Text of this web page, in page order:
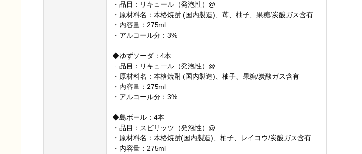
・品目：リキュール（発泡性）@
・原材料名：本格焼酎 (国内製造)、苺、柚子、果糖/炭酸ガス含有
・内容量：275ml
・アルコール分：3%
◆ゆずソーダ：4本
・品目：リキュール（発泡性）@
・原材料名：本格焼酎 (国内製造)、柚子、果糖/炭酸ガス含有
・内容量：275ml
・アルコール分：3%
◆島ボール：4本
・品目：スピリッツ（発泡性）@
・原材料名：本格焼酎(国内製造)、柚子、レイコウ/炭酸ガス含有
・内容量：275ml